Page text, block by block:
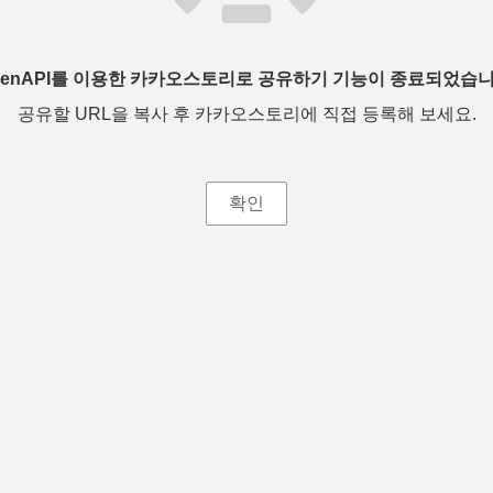
를 이용한 카카오스토리로 공유하기 기능이 종료되었습
공유할 URL을 복사 후 카카오스토리에 직접 등록해 보세요.
확인